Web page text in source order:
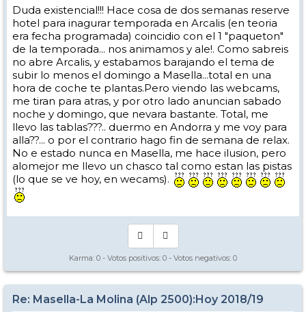
Duda existencial!!! Hace cosa de dos semanas reserve
hotel para inagurar temporada en Arcalis (en teoria
era fecha programada) coincidio con el 1 "paqueton"
de la temporada... nos animamos y ale!. Como sabreis
no abre Arcalis, y estabamos barajando el tema de
subir lo menos el domingo a Masella...total en una
hora de coche te plantas.Pero viendo las webcams,
me tiran para atras, y por otro lado anuncian sabado
noche y domingo, que nevara bastante. Total, me
llevo las tablas???.. duermo en Andorra y me voy para
alla??... o por el contrario hago fin de semana de relax.
No e estado nunca en Masella, me hace ilusion, pero
alomejor me llevo un chasco tal como estan las pistas
(lo que se ve hoy, en wecams).
Karma: 0 - Votos positivos: 0 - Votos negativos: 0
Re: Masella-La Molina (Alp 2500):Hoy 2018/19